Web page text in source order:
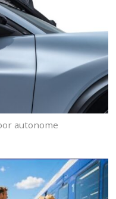
autonome